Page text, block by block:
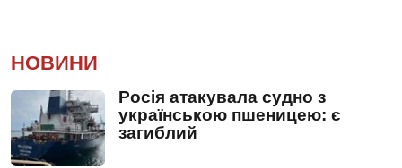
НОВИНИ
Росія атакувала судно з
українською пшеницею: є
загиблий